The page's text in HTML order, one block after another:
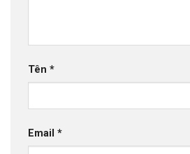
Tên *
Email *